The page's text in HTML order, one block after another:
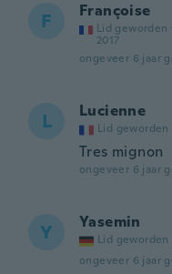
F Françoise
Lid geworden
2017
ongeveer 6 jaar
L Lucienne
Lid geworden
Tres mignon
ongeveer 6 jaar
Y Yasemin
Lid geworden
ongeveer 6 jaar